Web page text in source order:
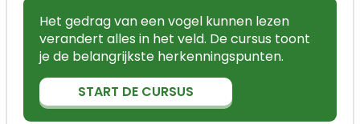
Het gedrag van een vogel kunnen lezen
verandert alles in het veld. De cursus toont
je de belangrijkste herkenningspunten.
START DE CURSUS